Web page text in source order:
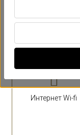
Интернет Wi-fi